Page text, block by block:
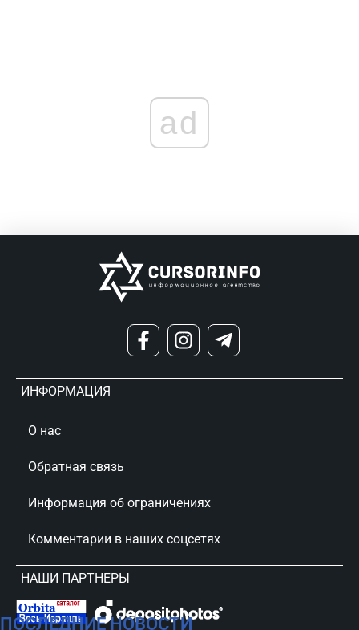
ПОСЛЕДНИЕ НОВОСТИ
ad
ИНФОРМАЦИЯ
О нас
Обратная связь
Информация об ограничениях
Комментарии в наших соцсетях
НАШИ ПАРТНЕРЫ